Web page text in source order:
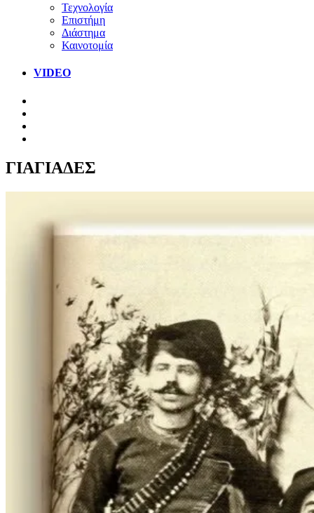
Τεχνολογία
Επιστήμη
Διάστημα
Καινοτομία
VIDEO
ΓΙΑΓΙΑΔΕΣ